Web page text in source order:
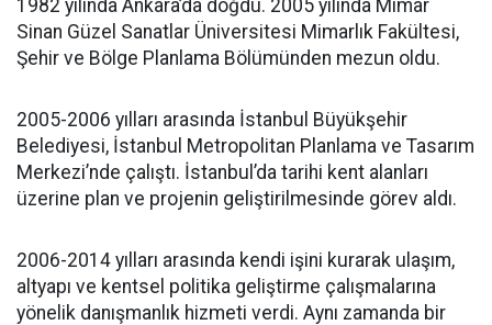
1982 yılında Ankara’da doğdu. 2005 yılında Mimar
Sinan Güzel Sanatlar Üniversitesi Mimarlık Fakültesi,
Şehir ve Bölge Planlama Bölümünden mezun oldu.
2005-2006 yılları arasında İstanbul Büyükşehir
Belediyesi, İstanbul Metropolitan Planlama ve Tasarım
Merkezi’nde çalıştı. İstanbul’da tarihi kent alanları
üzerine plan ve projenin geliştirilmesinde görev aldı.
2006-2014 yılları arasında kendi işini kurarak ulaşım,
altyapı ve kentsel politika geliştirme çalışmalarına
yönelik danışmanlık hizmeti verdi. Aynı zamanda bir